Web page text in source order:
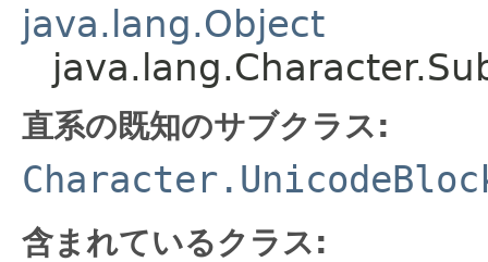
java.lang.Object
直系の既知のサブクラス:
含まれているクラス: